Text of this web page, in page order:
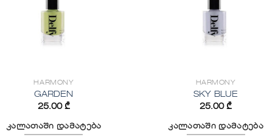
HARMONY
GARDEN
25.00 ₾
კალათაში დამატება
HARMONY
SKY BLUE
25.00₾
კალათაში დამატება